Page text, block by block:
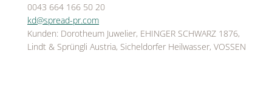
0043 664 166 50 20
kd@spread-pr.com
Kunden: Dorotheum Juwelier, EHINGER SCHWARZ 1876,
Lindt & Sprüngli Austria, Sicheldorfer Heilwasser, VOSSEN